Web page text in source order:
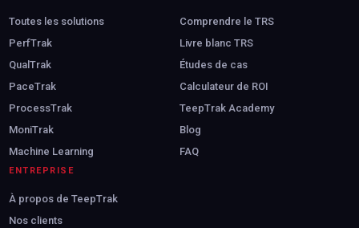
Toutes les solutions
PerfTrak
QualTrak
PaceTrak
ProcessTrak
MoniTrak
Machine Learning
Comprendre le TRS
Livre blanc TRS
Études de cas
Calculateur de ROI
TeepTrak Academy
Blog
FAQ
ENTREPRISE
À propos de TeepTrak
Nos clients